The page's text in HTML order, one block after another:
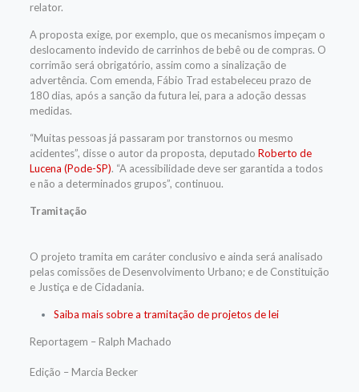
relator.
A proposta exige, por exemplo, que os mecanismos impeçam o
deslocamento indevido de carrinhos de bebê ou de compras. O
corrimão será obrigatório, assim como a sinalização de
advertência. Com emenda, Fábio Trad estabeleceu prazo de
180 dias, após a sanção da futura lei, para a adoção dessas
medidas.
“Muitas pessoas já passaram por transtornos ou mesmo
acidentes”, disse o autor da proposta, deputado Roberto de
Lucena (Pode-SP). “A acessibilidade deve ser garantida a todos
e não a determinados grupos”, continuou.
Tramitação
O projeto tramita em caráter conclusivo e ainda será analisado
pelas comissões de Desenvolvimento Urbano; e de Constituição
e Justiça e de Cidadania.
Saiba mais sobre a tramitação de projetos de lei
Reportagem – Ralph Machado
Edição – Marcia Becker